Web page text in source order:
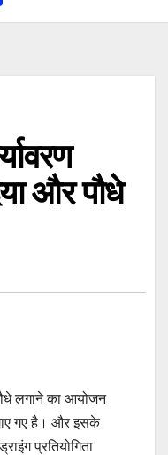
और पौधे
लगाने का आयोजन
गए है। और इसके
प्रतियोगिता